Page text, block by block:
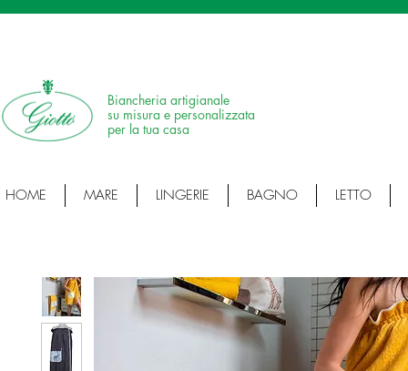
Biancheria artigianale
su misura e personalizzata
per la tua casa
HOME MARE LINGERIE BAGNO LETTO